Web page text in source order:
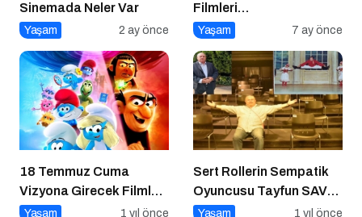
Sinemada Neler Var
Yaşam 2 ay önce
Filmleri
Sinemaseverlerle
Yaşam 7 ay önce
18 Temmuz Cuma
Vizyona Girecek Filmler
Belli Oldu
Yaşam 1 yıl önce
Sert Rollerin Sempatik
Oyuncusu Tayfun SAV
ile Söyleşi
Yaşam 1 yıl önce